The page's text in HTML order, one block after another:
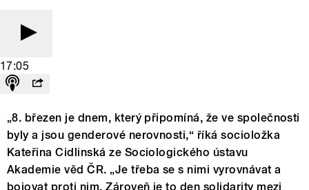
17:05
„8. březen je dnem, který připomíná, že ve společnosti
byly a jsou genderové nerovnosti,“ říká socioložka
Kateřina Cidlinská ze Sociologického ústavu
Akademie věd ČR. „Je třeba se s nimi vyrovnávat a
bojovat proti nim. Zároveň je to den solidarity mezi